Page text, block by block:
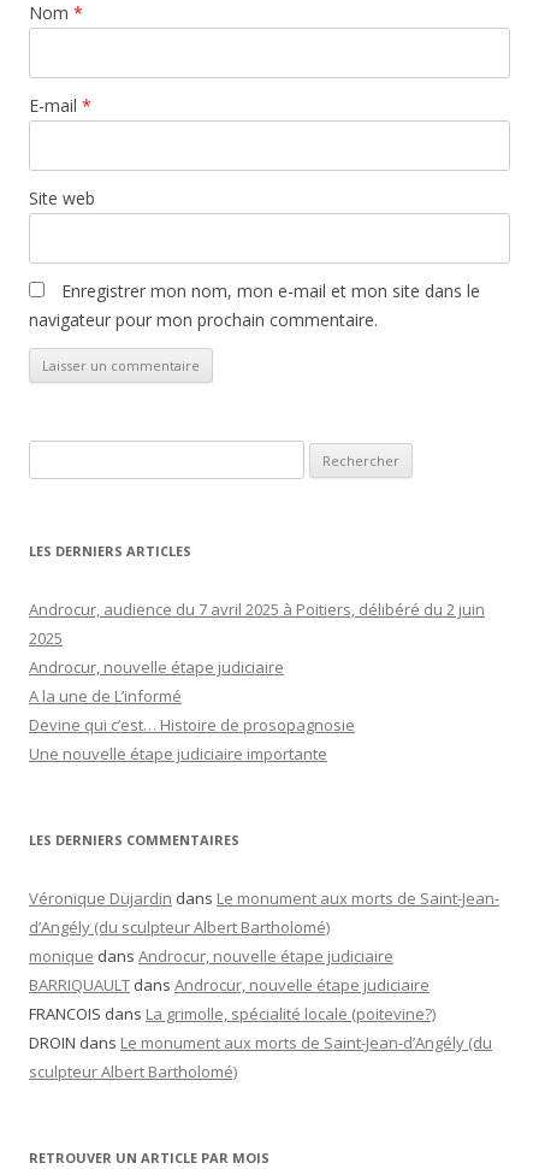
Nom *
E-mail *
Site web
Enregistrer mon nom, mon e-mail et mon site dans le
navigateur pour mon prochain commentaire.
LES DERNIERS ARTICLES
Androcur, audience du 7 avril 2025 à Poitiers, délibéré du 2 juin
2025
Androcur, nouvelle étape judiciaire
A la une de L’informé
Devine qui c’est… Histoire de prosopagnosie
Une nouvelle étape judiciaire importante
LES DERNIERS COMMENTAIRES
Véronique Dujardin dans Le monument aux morts de Saint-Jean-
d’Angély (du sculpteur Albert Bartholomé)
monique dans Androcur, nouvelle étape judiciaire
BARRIQUAULT dans Androcur, nouvelle étape judiciaire
FRANCOIS dans La grimolle, spécialité locale (poitevine?)
DROIN dans Le monument aux morts de Saint-Jean-d’Angély (du
sculpteur Albert Bartholomé)
RETROUVER UN ARTICLE PAR MOIS